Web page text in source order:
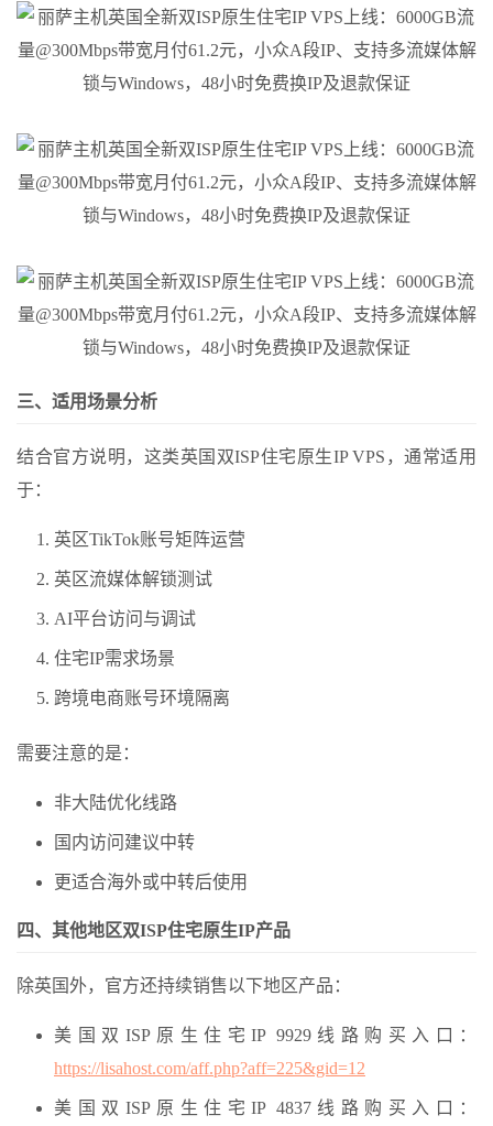
三、适用场景分析
结合官方说明，这类英国双ISP住宅原生IP VPS，通常适用
于：
英区TikTok账号矩阵运营
英区流媒体解锁测试
AI平台访问与调试
住宅IP需求场景
跨境电商账号环境隔离
需要注意的是：
非大陆优化线路
国内访问建议中转
更适合海外或中转后使用
四、其他地区双ISP住宅原生IP产品
除英国外，官方还持续销售以下地区产品：
美国双ISP原生住宅IP 9929线路购买入口：
https://lisahost.com/aff.php?aff=225&gid=12
美国双ISP原生住宅IP 4837线路购买入口：